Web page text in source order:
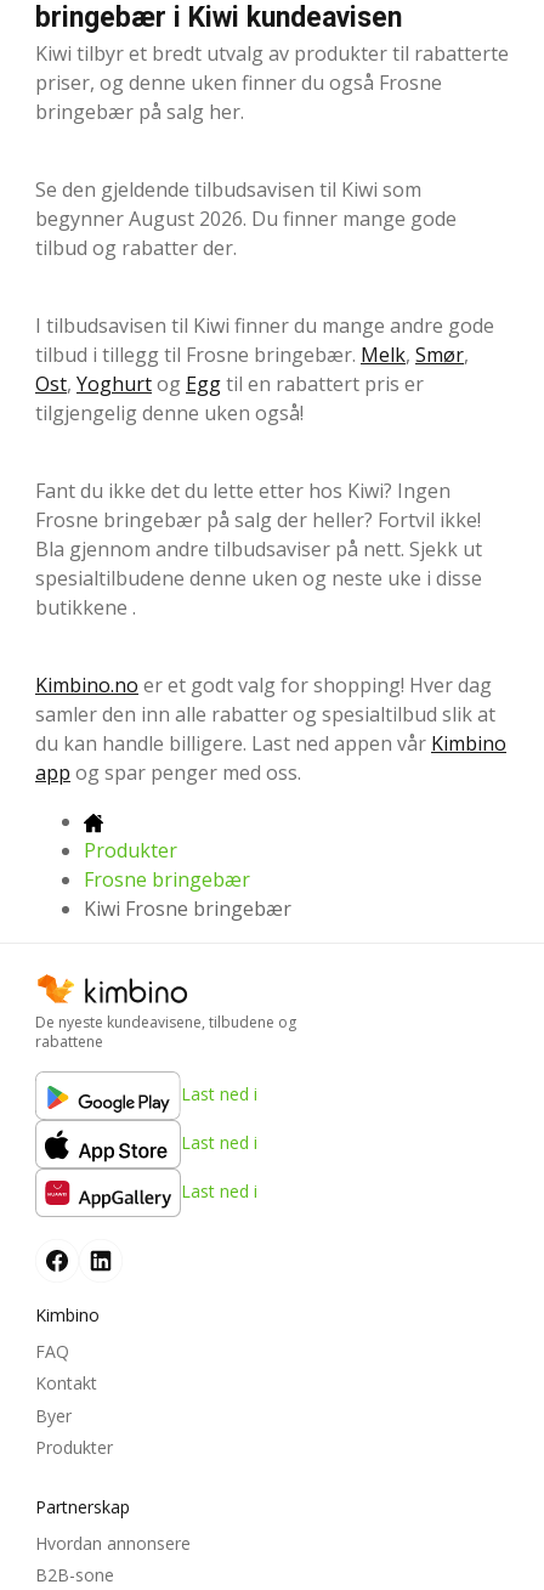
bringebær i Kiwi kundeavisen
Kiwi tilbyr et bredt utvalg av produkter til rabatterte
priser, og denne uken finner du også Frosne
bringebær på salg her.
Se den gjeldende tilbudsavisen til Kiwi som
begynner August 2026. Du finner mange gode
tilbud og rabatter der.
I tilbudsavisen til Kiwi finner du mange andre gode
tilbud i tillegg til Frosne bringebær. Melk, Smør,
Ost, Yoghurtog Eggtil en rabattert pris er
tilgjengelig denne uken også!
Fant du ikke det du lette etter hos Kiwi? Ingen
Frosne bringebær på salg der heller? Fortvil ikke!
Bla gjennom andre tilbudsaviser på nett. Sjekk ut
spesialtilbudene denne uken og neste uke i disse
butikkene .
Kimbino.no er et godt valg for shopping! Hver dag
samler den inn alle rabatter og spesialtilbud slik at
du kan handle billigere. Last ned appen vår Kimbino
app og spar penger med oss.
Produkter
Frosne bringebær
Kiwi Frosne bringebær
De nyeste kundeavisene, tilbudene og
rabattene
Last ned i
Last ned i
Last ned i
Kimbino
FAQ
Kontakt
Byer
Produkter
Partnerskap
Hvordan annonsere
B2B-sone